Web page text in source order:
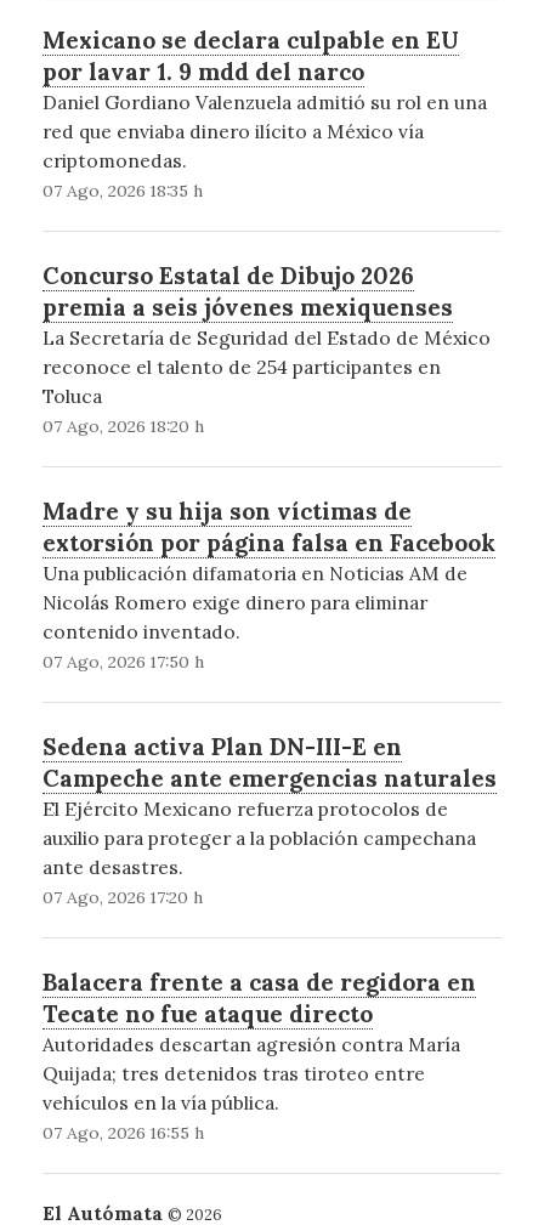
Mexicano se declara culpable en EU
por lavar 1. 9 mdd del narco
Daniel Gordiano Valenzuela admitió su rol en una
red que enviaba dinero ilícito a México vía
criptomonedas.
07 Ago, 2026 18:35 h
Concurso Estatal de Dibujo 2026
premia a seis jóvenes mexiquenses
La Secretaría de Seguridad del Estado de México
reconoce el talento de 254 participantes en
Toluca
07 Ago, 2026 18:20 h
Madre y su hija son víctimas de
extorsión por página falsa en Facebook
Una publicación difamatoria en Noticias AM de
Nicolás Romero exige dinero para eliminar
contenido inventado.
07 Ago, 2026 17:50 h
Sedena activa Plan DN-III-E en
Campeche ante emergencias naturales
El Ejército Mexicano refuerza protocolos de
auxilio para proteger a la población campechana
ante desastres.
07 Ago, 2026 17:20 h
Balacera frente a casa de regidora en
Tecate no fue ataque directo
Autoridades descartan agresión contra María
Quijada; tres detenidos tras tiroteo entre
vehículos en la vía pública.
07 Ago, 2026 16:55 h
El Autómata © 2026